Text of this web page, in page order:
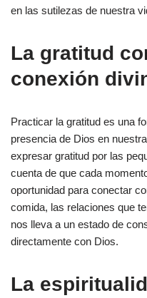
en las sutilezas de nuestra
La gratitud
conexión
Practicar la gratitud es una
presencia de Dios en
expresar gratitud por las
cuenta de que cada
oportunidad para conectar
comida, las relaciones que
nos lleva a un estado de
directamente con Dios.
La